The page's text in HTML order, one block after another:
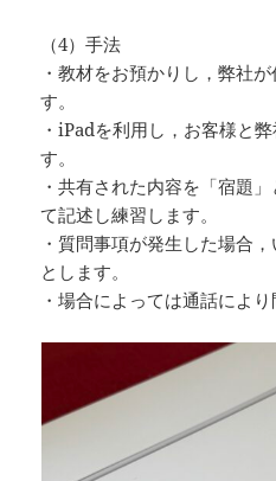
（4）手法
・教材をお預かりし，弊社
す。
・iPadを利用し，お客様と
す。
・共有された内容を「宿題
て記述し練習します。
・質問事項が発生した場合
とします。
・場合によっては通話により